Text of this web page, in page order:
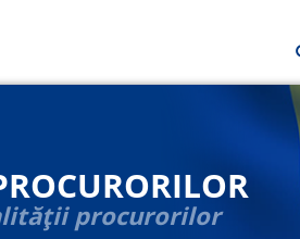
procurorilor